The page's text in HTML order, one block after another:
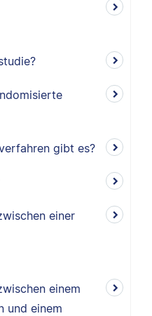
gibt es?
einer
einem
und einem